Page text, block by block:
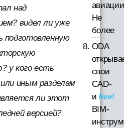
над
видел ли уже
подготовленную
у кого есть
иным разделам
ли этот
версией?
Не
более
ODA
свои
CAD-
и
BIM-